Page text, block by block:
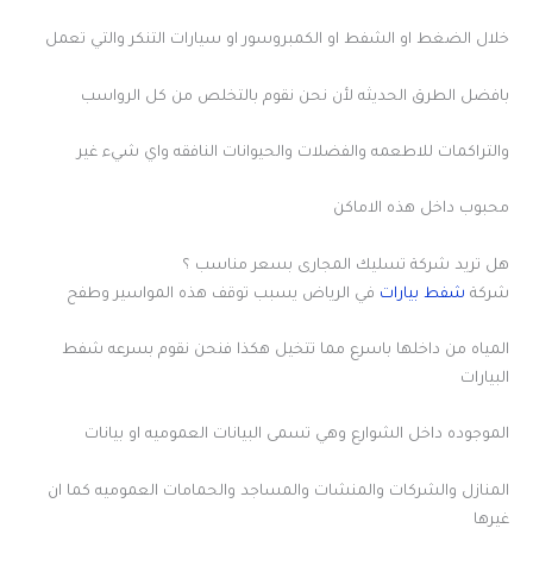
خلال الضغط او الشفط او الكمبروسور او سيارات التنكر والتي تعمل
بافضل الطرق الحديثه لأن نحن نقوم بالتخلص من كل الرواسب
والتراكمات للاطعمه والفضلات والحيوانات النافقه واي شيء غير
محبوب داخل هذه الاماكن
هل تريد شركة تسليك المجارى بسعر مناسب ؟
شركة شفط بيارات في الرياض يسبب توقف هذه المواسير وطفح
المياه من داخلها باسرع مما تتخيل هكذا فنحن نقوم بسرعه شفط
البيارات
الموجوده داخل الشوارع وهي تسمى البيانات العموميه او بيانات
المنازل والشركات والمنشات والمساجد والحمامات العموميه كما ان
غيرها